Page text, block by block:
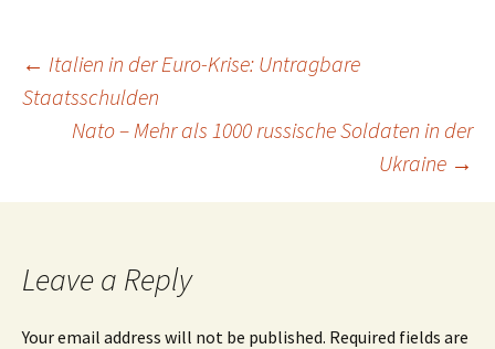
Post
navigation
← Italien in der Euro-Krise: Untragbare
Staatsschulden
Nato – Mehr als 1000 russische Soldaten in der
Ukraine →
Leave a Reply
Your email address will not be published. Required fields are